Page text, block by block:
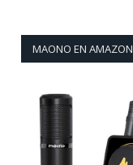
MAONO EN AMAZON